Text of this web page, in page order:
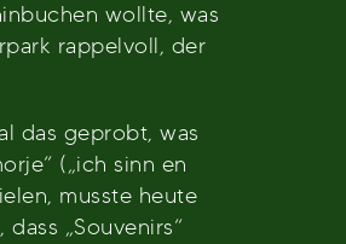
wollte, was
rappelvoll, der
das geprobt, was
(„ich sinn en
musste heute
„Souvenirs“